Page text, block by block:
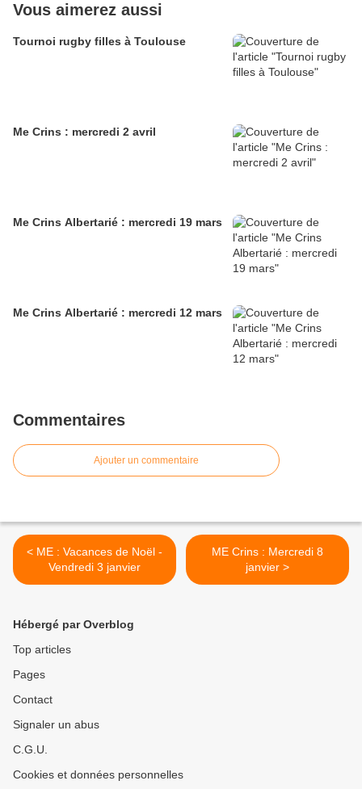
Vous aimerez aussi
Tournoi rugby filles à Toulouse
Me Crins : mercredi 2 avril
Me Crins Albertarié : mercredi 19 mars
Me Crins Albertarié : mercredi 12 mars
Commentaires
Ajouter un commentaire
< ME : Vacances de Noël -
Vendredi 3 janvier
ME Crins : Mercredi 8
janvier >
Hébergé par Overblog
Top articles
Pages
Contact
Signaler un abus
C.G.U.
Cookies et données personnelles